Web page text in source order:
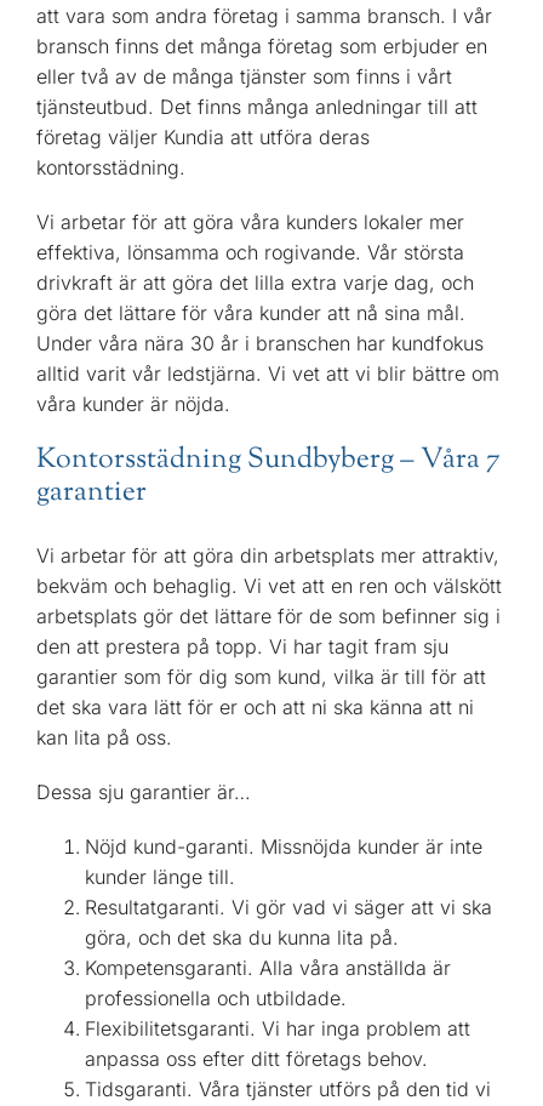
att vara som andra företag i samma bransch. I vår
bransch finns det många företag som erbjuder en
eller två av de många tjänster som finns i vårt
tjänsteutbud. Det finns många anledningar till att
företag väljer Kundia att utföra deras
kontorsstädning.
Vi arbetar för att göra våra kunders lokaler mer
effektiva, lönsamma och rogivande. Vår största
drivkraft är att göra det lilla extra varje dag, och
göra det lättare för våra kunder att nå sina mål.
Under våra nära 30 år i branschen har kundfokus
alltid varit vår ledstjärna. Vi vet att vi blir bättre om
våra kunder är nöjda.
Kontorsstädning Sundbyberg – Våra 7
garantier
Vi arbetar för att göra din arbetsplats mer attraktiv,
bekväm och behaglig. Vi vet att en ren och välskött
arbetsplats gör det lättare för de som befinner sig i
den att prestera på topp. Vi har tagit fram sju
garantier som för dig som kund, vilka är till för att
det ska vara lätt för er och att ni ska känna att ni
kan lita på oss.
Dessa sju garantier är…
Nöjd kund-garanti. Missnöjda kunder är inte
kunder länge till.
Resultatgaranti. Vi gör vad vi säger att vi ska
göra, och det ska du kunna lita på.
Kompetensgaranti. Alla våra anställda är
professionella och utbildade.
Flexibilitetsgaranti. Vi har inga problem att
anpassa oss efter ditt företags behov.
Tidsgaranti. Våra tjänster utförs på den tid vi